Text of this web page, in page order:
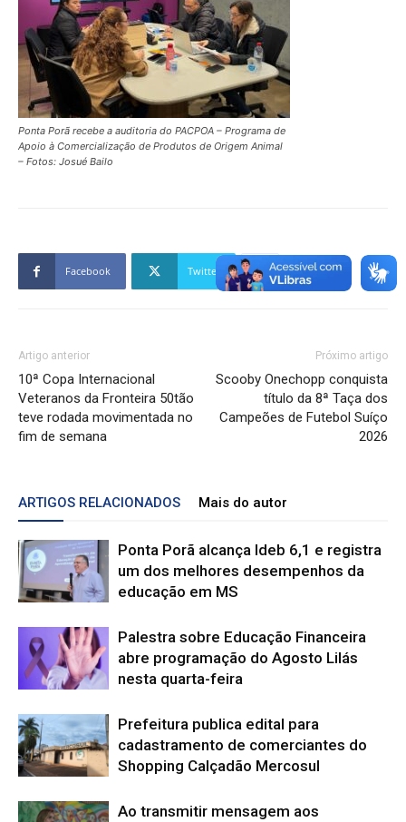
Ponta Porã recebe a auditoria do PACPOA – Programa de
Apoio à Comercialização de Produtos de Origem Animal
– Fotos: Josué Bailo
Facebook Twitter
Artigo anterior
10ª Copa Internacional
Veteranos da Fronteira 50tão
teve rodada movimentada no
fim de semana
Próximo artigo
Scooby Onechopp conquista
título da 8ª Taça dos
Campeões de Futebol Suíço
2026
ARTIGOS RELACIONADOS Mais do autor
Ponta Porã alcança Ideb 6,1 e registra
um dos melhores desempenhos da
educação em MS
Palestra sobre Educação Financeira
abre programação do Agosto Lilás
nesta quarta-feira
Prefeitura publica edital para
cadastramento de comerciantes do
Shopping Calçadão Mercosul
Ao transmitir mensagem aos